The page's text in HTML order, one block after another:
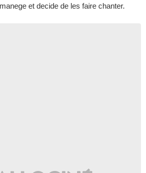
et decide de les faire chanter.